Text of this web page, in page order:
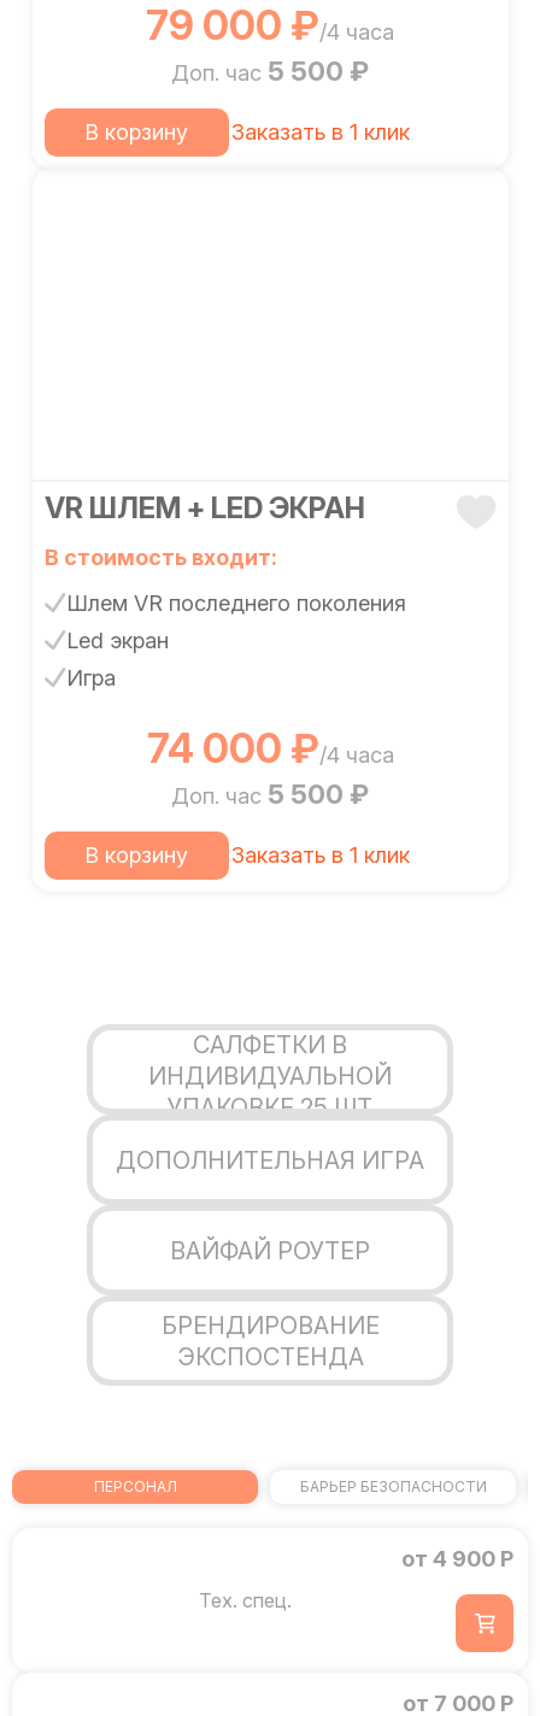
79 000 ₽/4 часа
Доп. час 5 500 ₽
В корзину Заказать в 1 клик
VR ШЛЕМ + LED ЭКРАН
В стоимость входит:
Шлем VR последнего поколения
Led экран
Игра
74 000 ₽/4 часа
Доп. час 5 500 ₽
В корзину Заказать в 1 клик
CАЛФЕТКИ В
ИНДИВИДУАЛЬНОЙ
УПАКОВКЕ 25 ШТ
ДОПОЛНИТЕЛЬНАЯ ИГРА
ВАЙФАЙ РОУТЕР
БРЕНДИРОВАНИЕ
ЭКСПОСТЕНДА
ПЕРСОНАЛ БАРЬЕР БЕЗОПАСНОСТИ
Тех. спец.
от 4 900 Р
от 7 000 Р